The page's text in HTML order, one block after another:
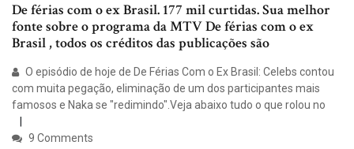
De férias com o ex Brasil. 177 mil curtidas. Sua melhor
fonte sobre o programa da MTV De férias com o ex
Brasil , todos os créditos das publicações são
O episódio de hoje de De Férias Com o Ex Brasil: Celebs contou
com muita pegação, eliminação de um dos participantes mais
famosos e Naka se "redimindo".Veja abaixo tudo o que rolou no
9 Comments